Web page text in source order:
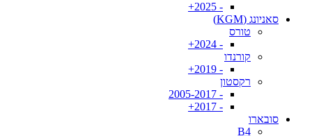
- 2025+
סאניונג (KGM)
טורס
- 2024+
קורנדו
- 2019+
רקסטון
- 2005-2017
- 2017+
סובארו
B4